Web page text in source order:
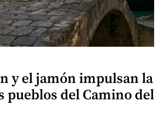
y el jamón impulsan la
pueblos del Camino del